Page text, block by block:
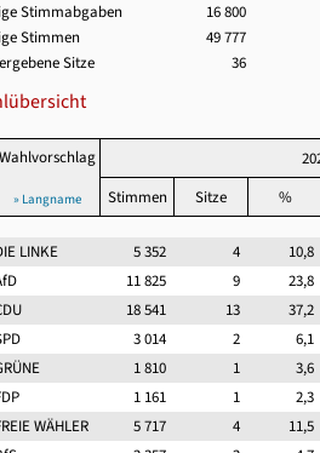
Stimmabgaben
16 800
Stimmen
49 777
Sitze
36
Wahlvorschlag
» Langname
Stimmen
Sitze %
LINKE 5 352 4
10,8
11 825 9
23,8
18 541 13
37,2
3 014 2
6,1
1 810 1
3,6
1 161 1
2,3
WÄHLER 5 717 4
11,5